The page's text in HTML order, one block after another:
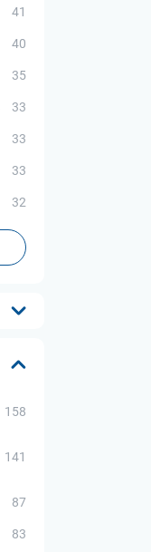
41
40
35
33
33
33
32
158
141
87
83